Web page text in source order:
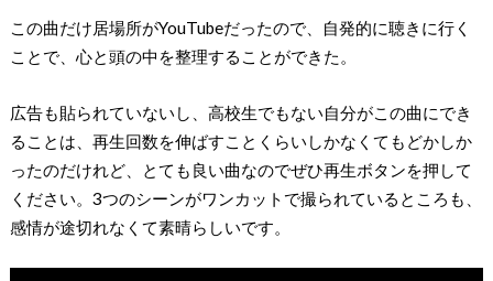
この曲だけ居場所がYouTubeだったので、自発的に聴きに行く
ことで、心と頭の中を整理することができた。
広告も貼られていないし、高校生でもない自分がこの曲にでき
ることは、再生回数を伸ばすことくらいしかなくてもどかしか
ったのだけれど、とても良い曲なのでぜひ再生ボタンを押して
ください。3つのシーンがワンカットで撮られているところも、
感情が途切れなくて素晴らしいです。